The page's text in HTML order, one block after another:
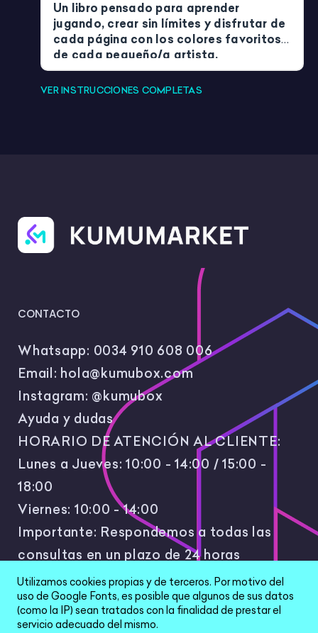
Un libro pensado para aprender
jugando, crear sin límites y disfrutar de
cada página con los colores favoritos
de cada pequeño/a artista.
VER INSTRUCCIONES COMPLETAS
CONTACTO
Whatsapp: 0034 910 608 006
Email: hola@kumubox.com
Instagram: @kumubox
Ayuda y dudas
HORARIO DE ATENCIÓN AL CLIENTE:
Lunes a Jueves: 10:00 - 14:00 / 15:00 -
18:00
Viernes: 10:00 - 14:00
Importante: Respondemos a todas las
consultas en un plazo de 24 horas
laborales.
Utilizamos cookies propias y de terceros. Por motivo del
uso de Google Fonts, es posible que algunos de sus datos
(como la IP) sean tratados con la finalidad de prestar el
servicio adecuado del mismo.